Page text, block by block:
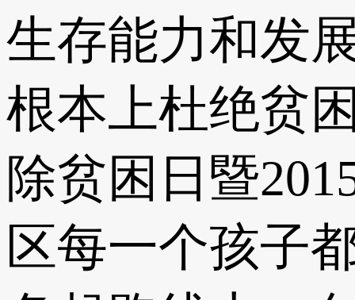
生存能力和发
根本上杜绝贫
除贫困日暨
区每一个孩子